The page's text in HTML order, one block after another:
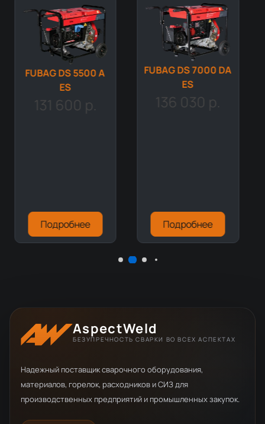
FUBAG DS 5500 A
ES
131 600 р.
Подробнее
FUBAG DS 7000 DA
ES
136 030 р.
Подробнее
AspectWeld
БЕЗУПРЕЧНОСТЬ СВАРКИ ВО ВСЕХ АСПЕКТАХ
Надежный поставщик сварочного оборудования,
материалов, горелок, расходников и СИЗ для
производственных предприятий и промышленных закупок.